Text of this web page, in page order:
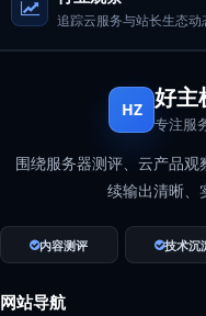
追踪云服务与站长生态动
HZ 好主
专注服
围绕服务器测评、云产品
续输出清晰、
内容测评 技术沉
网站导航